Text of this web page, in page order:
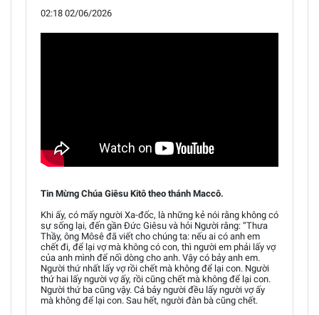
02:18 02/06/2026
Tin Mừng Chúa Giêsu Kitô theo thánh Maccô.
Khi ấy, có mấy người Xa-đốc, là những kẻ nói rằng không có
sự sống lại, đến gần Đức Giêsu và hỏi Người rằng: “Thưa
Thầy, ông Môsê đã viết cho chúng ta: nếu ai có anh em
chết đi, để lại vợ mà không có con, thì người em phải lấy vợ
của anh mình để nối dòng cho anh. Vậy có bảy anh em.
Người thứ nhất lấy vợ rồi chết mà không để lại con. Người
thứ hai lấy người vợ ấy, rồi cũng chết mà không để lại con.
Người thứ ba cũng vậy. Cả bảy người đều lấy người vợ ấy
mà không để lại con. Sau hết, người đàn bà cũng chết.